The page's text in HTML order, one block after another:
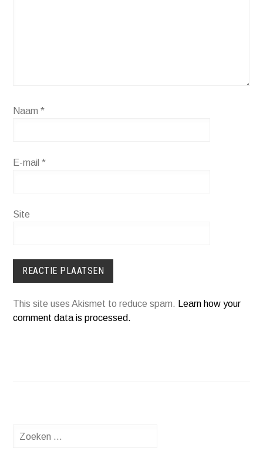
Naam*
E-mail*
Site
This site uses Akismet to reduce spam. Learn how your
comment data is processed.
Zoeken